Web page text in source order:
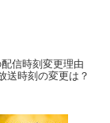
信時刻変更理由
送時刻の変更は？